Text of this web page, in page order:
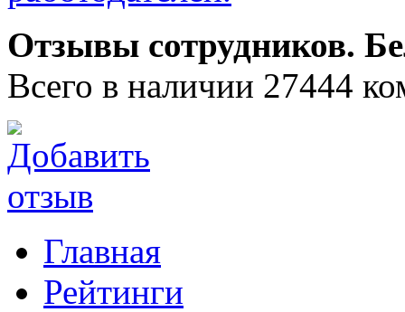
Отзывы сотрудников.
Всего в наличии 27444
Главная
Рейтинги